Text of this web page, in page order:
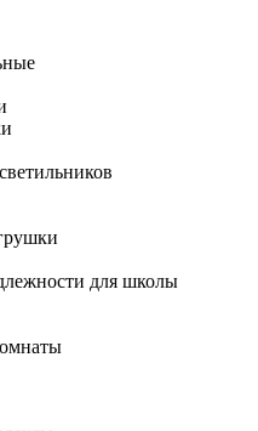
для школы